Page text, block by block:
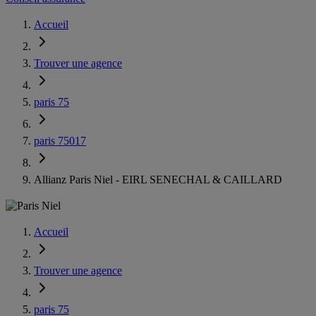
Accueil
Trouver une agence
paris 75
paris 75017
Allianz Paris Niel - EIRL SENECHAL & CAILLARD
Accueil
Trouver une agence
paris 75